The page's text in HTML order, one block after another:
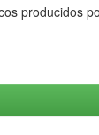
producidos